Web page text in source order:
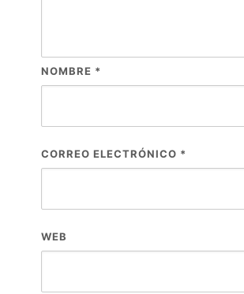
NOMBRE *
CORREO ELECTRÓNICO *
WEB